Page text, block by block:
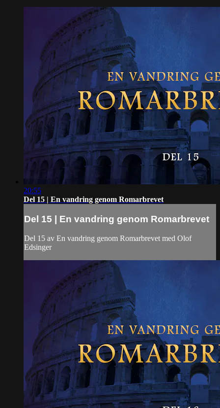
20:55
Del 15 | En vandring genom Romarbrevet
Del 15 | En vandring genom Romarbrevet
Del 15 av En vandring genom Romarbrevet med Olof
Edsinger